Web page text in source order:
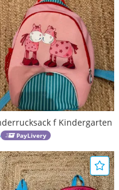
f Kindergarten
PayLivery